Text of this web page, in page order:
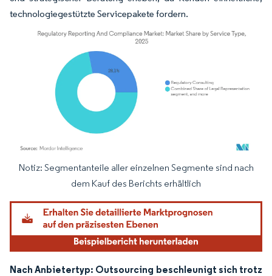
technologiegestützte Servicepakete fordern.
Bild © Mordor Intelligence. Wiederverwendung erfordert Namensnennung
Notiz: Segmentanteile aller einzelnen Segmente sind nach
dem Kauf des Berichts erhältlich
Nach Anbietertyp: Outsourcing beschleunigt sich trotz